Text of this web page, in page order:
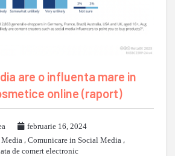
are o influenta mare in
online (raport)
februarie 16, 2024
, Comunicare in Social Media ,
de comert electronic